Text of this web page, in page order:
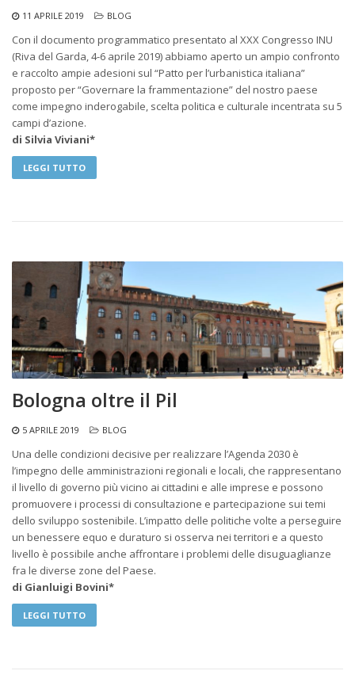
11 APRILE 2019 BLOG
Con il documento programmatico presentato al XXX Congresso INU
(Riva del Garda, 4-6 aprile 2019) abbiamo aperto un ampio confronto
e raccolto ampie adesioni sul “Patto per l’urbanistica italiana”
proposto per “Governare la frammentazione” del nostro paese
come impegno inderogabile, scelta politica e culturale incentrata su 5
campi d’azione.
di Silvia Viviani*
LEGGI TUTTO
Bologna oltre il Pil
5 APRILE 2019 BLOG
Una delle condizioni decisive per realizzare l’Agenda 2030 è
l’impegno delle amministrazioni regionali e locali, che rappresentano
il livello di governo più vicino ai cittadini e alle imprese e possono
promuovere i processi di consultazione e partecipazione sui temi
dello sviluppo sostenibile. L’impatto delle politiche volte a perseguire
un benessere equo e duraturo si osserva nei territori e a questo
livello è possibile anche affrontare i problemi delle disuguaglianze
fra le diverse zone del Paese.
di Gianluigi Bovini*
LEGGI TUTTO